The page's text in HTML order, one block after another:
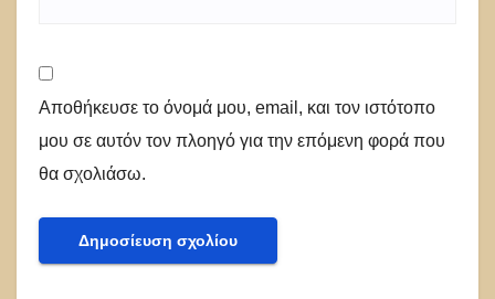
Αποθήκευσε το όνομά μου, email, και τον ιστότοπο
μου σε αυτόν τον πλοηγό για την επόμενη φορά που
θα σχολιάσω.